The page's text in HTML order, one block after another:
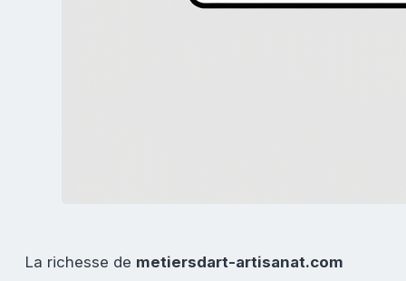
La richesse de metiersdart-artisanat.com